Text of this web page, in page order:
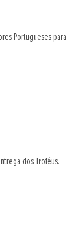
Portugueses para
dos Troféus.